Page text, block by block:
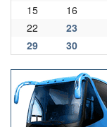
15
16
22
23
29
30